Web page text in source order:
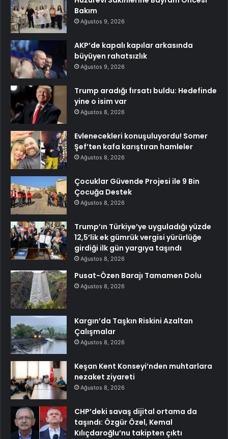
Bakım
Ağustos 9, 2026
AKP’de kapalı kapılar arkasında
büyüyen rahatsızlık
Ağustos 9, 2026
Trump aradığı fırsatı buldu: Hedefinde
yine o isim var
Ağustos 8, 2026
Evlenecekleri konuşuluyordu! Somer
Şef’ten kafa karıştıran hamleler
Ağustos 8, 2026
Çocuklar Güvende Projesi ile 9 Bin
Çocuğa Destek
Ağustos 8, 2026
Trump’ın Türkiye’ye uyguladığı yüzde
12,5’lik ek gümrük vergisi yürürlüğe
girdiği ilk gün yargıya taşındı
Ağustos 8, 2026
Pusat-Özen Barajı Tamamen Dolu
Ağustos 8, 2026
Kargın’da Taşkın Riskini Azaltan
Çalışmalar
Ağustos 8, 2026
Keşan Kent Konseyi’nden muhtarlara
nezaket ziyareti
Ağustos 8, 2026
CHP’deki savaş dijital ortama da
taşındı: Özgür Özel, Kemal
Kılıçdaroğlu’nu takipten çıktı